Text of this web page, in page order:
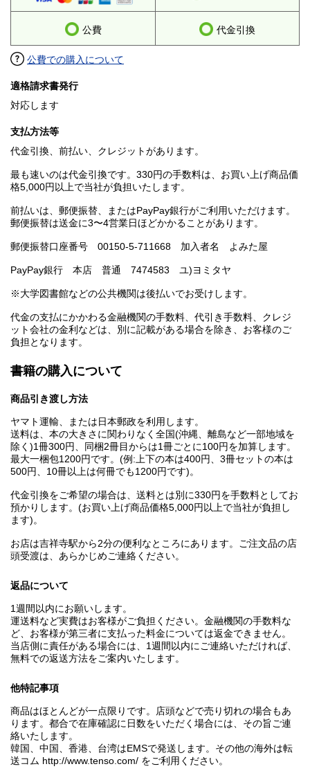
公費 代金引換
公費での購入について
適格請求書発行
対応します
支払方法等
代金引換、前払い、クレジットがあります。
最も速いのは代金引換です。330円の手数料は、お買い上げ商品価
格5,000円以上で当社が負担いたします。
前払いは、郵便振替、またはPayPay銀行がご利用いただけます。
郵便振替は送金に3〜4営業日ほどかかることがあります。
郵便振替口座番号 00150-5-711668 加入者名 よみた屋
PayPay銀行 本店 普通 7474583 ユ)ヨミタヤ
※大学図書館などの公共機関は後払いでお受けします。
代金の支払にかかわる金融機関の手数料、代引き手数料、クレジ
ット会社の金利などは、別に記載がある場合を除き、お客様のご
負担となります。
書籍の購入について
商品引き渡し方法
ヤマト運輸、または日本郵政を利用します。
送料は、本の大きさに関わりなく全国(沖縄、離島など一部地域を
除く)1冊300円、同梱2冊目からは1冊ごとに100円を加算します。
最大一梱包1200円です。(例:上下の本は400円、3冊セットの本は
500円、10冊以上は何冊でも1200円です)。
代金引換をご希望の場合は、送料とは別に330円を手数料としてお
預かりします。(お買い上げ商品価格5,000円以上で当社が負担し
ます)。
お店は吉祥寺駅から2分の便利なところにあります。ご注文品の店
頭受渡は、あらかじめご連絡ください。
返品について
1週間以内にお願いします。
運送料など実費はお客様がご負担ください。金融機関の手数料な
ど、お客様が第三者に支払った料金については返金できません。
当店側に責任がある場合には、1週間以内にご連絡いただければ、
無料での返送方法をご案内いたします。
他特記事項
商品はほとんどが一点限りです。店頭などで売り切れの場合もあ
ります。都合で在庫確認に日数をいただく場合には、その旨ご連
絡いたします。
韓国、中国、香港、台湾はEMSで発送します。その他の海外は転
送コム http://www.tenso.com/ をご利用ください。